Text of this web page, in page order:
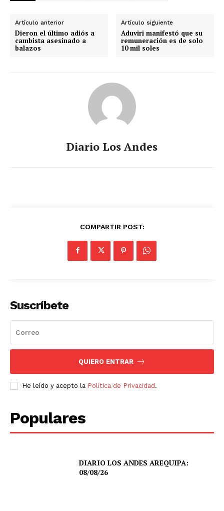
Artículo anterior
Dieron el último adiós a
cambista asesinado a
balazos
Artículo siguiente
Aduviri manifestó que su
remuneración es de solo
10 mil soles
Diario Los Andes
COMPARTIR POST:
Suscríbete
QUIERO ENTRAR
He leído y acepto la Política de Privacidad.
Populares
DIARIO LOS ANDES AREQUIPA:
08/08/26